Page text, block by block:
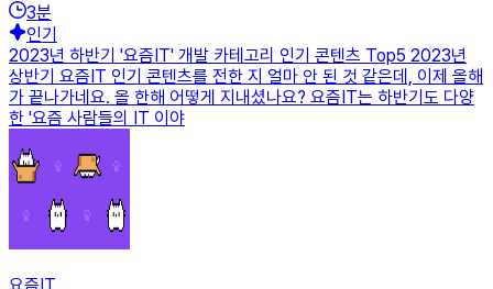
3분
인기
2023년 하반기 '요즘IT' 개발 카테고리 인기 콘텐츠 Top5 2023년
상반기 요즘IT 인기 콘텐츠를 전한 지 얼마 안 된 것 같은데, 이제 올해
가 끝나가네요. 올 한해 어떻게 지내셨나요? 요즘IT는 하반기도 다양
한 '요즘 사람들의 IT 이야